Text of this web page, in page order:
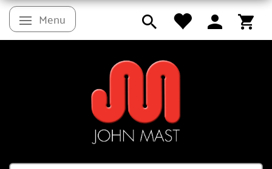
Skifte navigation
Menu